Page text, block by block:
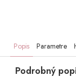
Popis Parametre
Podrobný